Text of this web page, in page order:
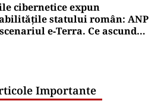
cibernetice expun
statului român: ANP
e‑Terra. Ce ascund
Importante